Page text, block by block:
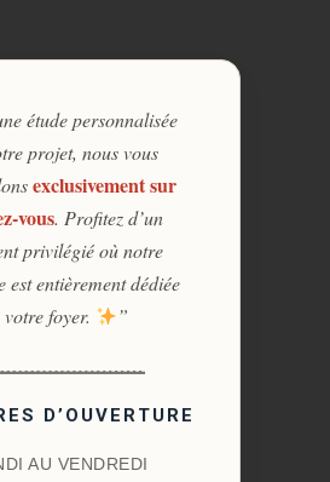
étude personnalisée
projet, nous vous
exclusivement sur
vous. Profitez d’un
privilégié où notre
est entièrement dédiée
votre foyer.
”
D’OUVERTURE
AU VENDREDI